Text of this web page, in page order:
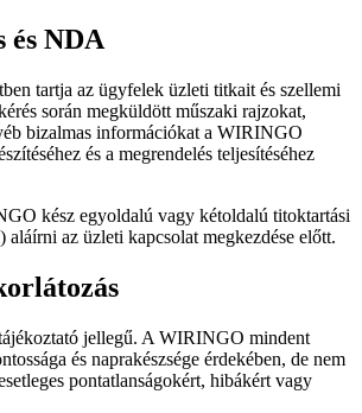
és NDA
tartja az ügyfelek üzleti titkait és szellemi
során megküldött műszaki rajzokat,
bizalmas információkat a WIRINGO
és a megrendelés teljesítéséhez
kész egyoldalú vagy kétoldalú titoktartási
az üzleti kapcsolat megkezdése előtt.
jellegű. A WIRINGO mindent
és naprakészsége érdekében, de nem
pontatlanságokért, hibákért vagy